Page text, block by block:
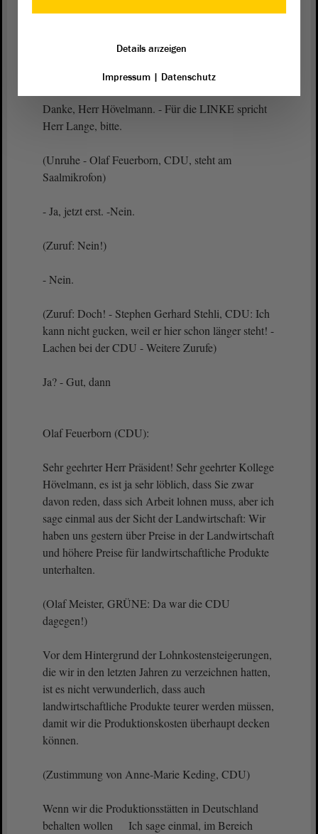
Präsident Dr. Gunnar Schellenberger:
Danke, Herr Hövelmann. - Für die LINKE spricht
Herr Lange, bitte.
(Unruhe - Olaf Feuerborn, CDU, steht am
Saalmikrofon)
- Ja, jetzt erst. -Nein.
(Zuruf: Nein!)
- Nein.
(Zuruf: Doch! - Stephen Gerhard Stehli, CDU: Ich
kann nicht gucken, weil er hier schon länger steht! -
Lachen bei der CDU - Weitere Zurufe)
Ja? - Gut, dann
Olaf Feuerborn (CDU):
Sehr geehrter Herr Präsident! Sehr geehrter Kollege
Hövelmann, es ist ja sehr löblich, dass Sie zwar
davon reden, dass sich Arbeit lohnen muss, aber ich
sage einmal aus der Sicht der Landwirtschaft: Wir
haben uns gestern über Preise in der Landwirtschaft
und höhere Preise für landwirtschaftliche Produkte
unterhalten.
(Olaf Meister, GRÜNE: Da war die CDU
dagegen!)
Vor dem Hintergrund der Lohnkostensteigerungen,
die wir in den letzten Jahren zu verzeichnen hatten,
ist es nicht verwunderlich, dass auch
landwirtschaftliche Produkte teurer werden müssen,
damit wir die Produktionskosten überhaupt decken
können.
(Zustimmung von Anne-Marie Keding, CDU)
Wenn wir die Produktionsstätten in Deutschland
behalten wollen Ich sage einmal, im Bereich
Details anzeigen
Impressum| Datenschutz